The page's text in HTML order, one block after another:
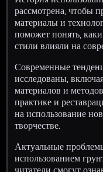
рассмотрена, чтобы
материалы и
поможет понять,
стили влияли на
Современные
исследованы,
материалов и
практике и
на использование
творчестве.
Актуальные
использованием